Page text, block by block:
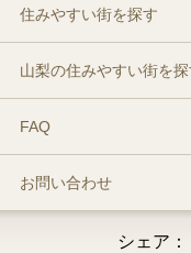
住みやすい街を探す
山梨の住みやすい街を探
FAQ
お問い合わせ
シェア：